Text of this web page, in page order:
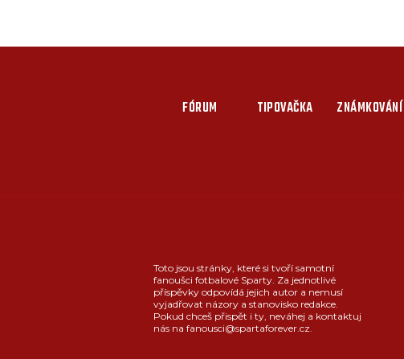
FÓRUM TIPOVAČKA ZNÁMKOVÁNÍ
Toto jsou stránky, které si tvoří samotní
fanoušci fotbalové Sparty. Za jednotlivé
příspěvky odpovídá jejich autor a nemusí
vyjadřovat názory a stanovisko redakce.
Pokud chceš přispět i ty, neváhej a kontaktuj
nás na fanousci@spartaforever.cz.